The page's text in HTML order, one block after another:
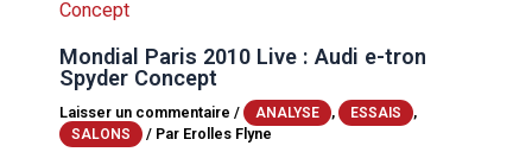
Mondial Paris 2010 Live : Audi e-tron
Spyder Concept
Laisser un commentaire / ANALYSE , ESSAIS ,
SALONS / Par Erolles Flyne